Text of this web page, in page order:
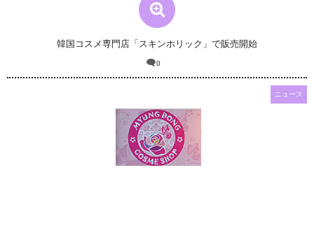
韓国コスメ専門店「スキンホリック」で販売開始
0
ニュース